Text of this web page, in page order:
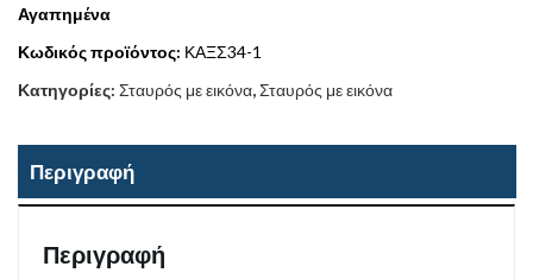
Αγαπημένα
Κωδικός προϊόντος: ΚΑΞΣ34-1
Κατηγορίες: Σταυρός με εικόνα,Σταυρός με εικόνα
Περιγραφή
Περιγραφή